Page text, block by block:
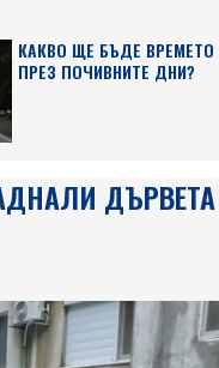
КАКВО ЩЕ БЪДЕ ВРЕМЕТО
ПРЕЗ ПОЧИВНИТЕ ДНИ?
ДЪРВЕТА